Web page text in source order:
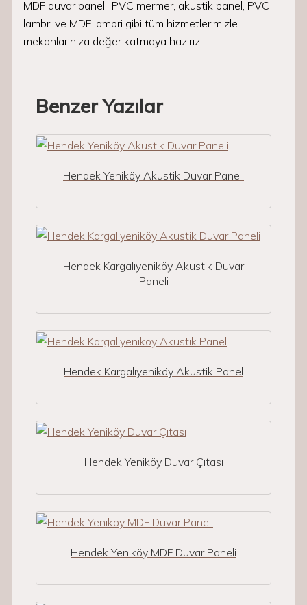
MDF duvar paneli, PVC mermer, akustik panel, PVC
lambri ve MDF lambri gibi tüm hizmetlerimizle
mekanlarınıza değer katmaya hazırız.
Benzer Yazılar
Hendek Yeniköy Akustik Duvar Paneli
Hendek Kargalıyeniköy Akustik Duvar
Paneli
Hendek Kargalıyeniköy Akustik Panel
Hendek Yeniköy Duvar Çıtası
Hendek Yeniköy MDF Duvar Paneli